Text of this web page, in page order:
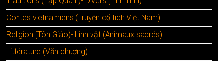
Contes vietnamiens (Truyện cổ tích Việt Nam)
Religion (Tôn Giáo)- Linh vật (Animaux sacrés)
Littérature (Văn chuơng)